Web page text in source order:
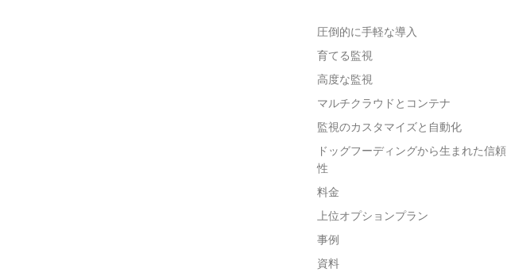
圧倒的に手軽な導入
育てる監視
高度な監視
マルチクラウドとコンテナ
監視のカスタマイズと自動化
ドッグフーディングから生まれた信頼
性
料金
上位オプションプラン
事例
資料